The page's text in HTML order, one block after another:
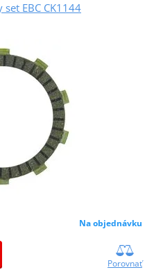
EBC CK1144
Na objednávku
Porovnať